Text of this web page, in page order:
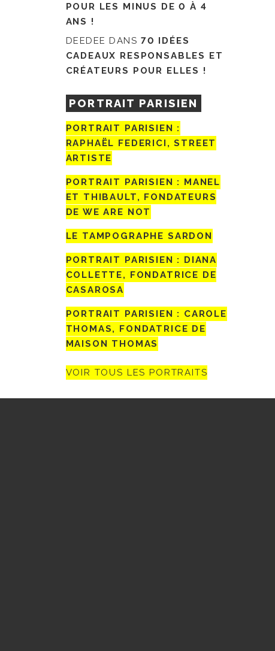
POUR LES MINUS DE 0 À 4
ANS !
DEEDEE DANS 70 IDÉES
CADEAUX RESPONSABLES ET
CRÉATEURS POUR ELLES !
PORTRAIT PARISIEN
PORTRAIT PARISIEN :
RAPHAËL FEDERICI, STREET
ARTISTE
PORTRAIT PARISIEN : MANEL
ET THIBAULT, FONDATEURS
DE WE ARE NOT
LE TAMPOGRAPHE SARDON
PORTRAIT PARISIEN : DIANA
COLLETTE, FONDATRICE DE
CASAROSA
PORTRAIT PARISIEN : CAROLE
THOMAS, FONDATRICE DE
MAISON THOMAS
VOIR TOUS LES PORTRAITS